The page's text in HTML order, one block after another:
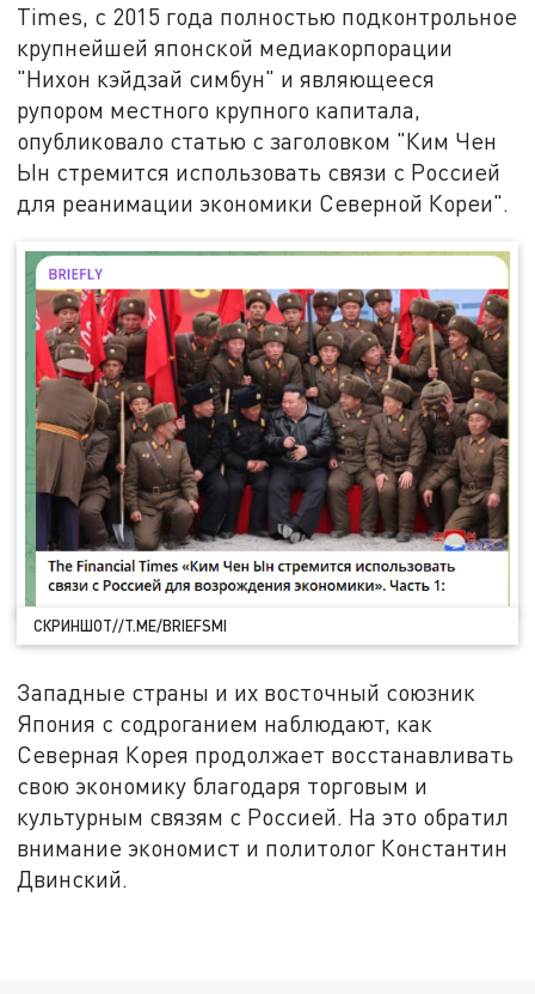
Times, с 2015 года полностью подконтрольное
крупнейшей японской медиакорпорации
"Нихон кэйдзай симбун" и являющееся
рупором местного крупного капитала,
опубликовало статью с заголовком "Ким Чен
Ын стремится использовать связи с Россией
для реанимации экономики Северной Кореи".
СКРИНШОТ//T.ME/BRIEFSMI
Западные страны и их восточный союзник
Япония с содроганием наблюдают, как
Северная Корея продолжает восстанавливать
свою экономику благодаря торговым и
культурным связям с Россией. На это обратил
внимание экономист и политолог Константин
Двинский.